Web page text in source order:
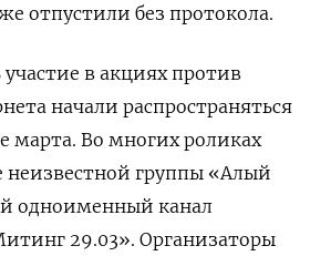
отпустили без протокола.
в акциях против
начали распространяться
марта. Во многих роликах
неизвестной группы «Алый
одноименный канал
29.03». Организаторы